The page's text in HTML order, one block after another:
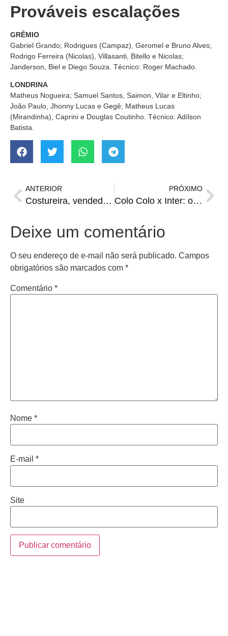
Prováveis escalações
GRÊMIO
Gabriel Grando; Rodrigues (Campaz), Geromel e Bruno Alves;
Rodrigo Ferreira (Nicolas), Villasanti, Bitello e Nicolas;
Janderson, Biel e Diego Souza. Técnico: Roger Machado.
LONDRINA
Matheus Nogueira; Samuel Santos, Saimon, Vilar e Eltinho;
João Paulo, Jhonny Lucas e Gegê; Matheus Lucas
(Mirandinha), Caprini e Douglas Coutinho. Técnico: Adílson
Batista.
ANTERIOR
Costureira, vendedor externo e outras vagas da FGTAS/Sine para segunda-feira
PRÓXIMO
Colo Colo x Inter: onde assistir, escalações, horário e arbitragem
Deixe um comentário
O seu endereço de e-mail não será publicado. Campos
obrigatórios são marcados com *
Comentário *
Nome *
E-mail *
Site